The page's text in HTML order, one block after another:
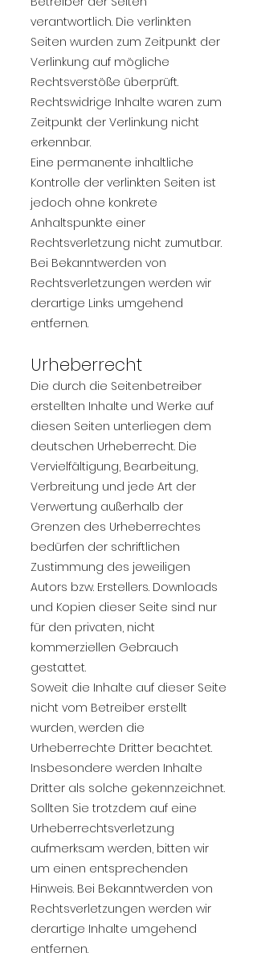
verantwortlich. Die verlinkten
Seiten wurden zum Zeitpunkt der
Verlinkung auf mögliche
Rechtsverstöße überprüft.
Rechtswidrige Inhalte waren zum
Zeitpunkt der Verlinkung nicht
erkennbar.
Eine permanente inhaltliche
Kontrolle der verlinkten Seiten ist
jedoch ohne konkrete
Anhaltspunkte einer
Rechtsverletzung nicht zumutbar.
Bei Bekanntwerden von
Rechtsverletzungen werden wir
derartige Links umgehend
entfernen.
Urheberrecht​
Die durch die Seitenbetreiber
erstellten Inhalte und Werke auf
diesen Seiten unterliegen dem
deutschen Urheberrecht. Die
Vervielfältigung, Bearbeitung,
Verbreitung und jede Art der
Verwertung außerhalb der
Grenzen des Urheberrechtes
bedürfen der schriftlichen
Zustimmung des jeweiligen
Autors bzw. Erstellers. Downloads
und Kopien dieser Seite sind nur
für den privaten, nicht
kommerziellen Gebrauch
gestattet.
Soweit die Inhalte auf dieser Seite
nicht vom Betreiber erstellt
wurden, werden die
Urheberrechte Dritter beachtet.
Insbesondere werden Inhalte
Dritter als solche gekennzeichnet.
Sollten Sie trotzdem auf eine
Urheberrechtsverletzung
aufmerksam werden, bitten wir
um einen entsprechenden
Hinweis. Bei Bekanntwerden von
Rechtsverletzungen werden wir
derartige Inhalte umgehend
entfernen.